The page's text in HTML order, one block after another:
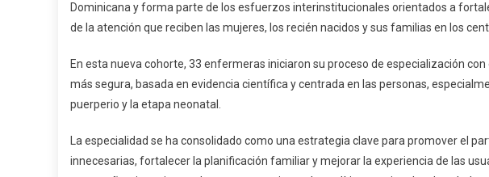
Materno-
Neonatal
Fortalecer
La
República
Dominicana
Dominicana y forma parte de los esfuerzos interinstitucionales orientados a
de la atención que reciben las mujeres, los recién nacidos y sus familias en los
En esta nueva cohorte, 33 enfermeras iniciaron su proceso de especialización
más segura, basada en evidencia científica y centrada en las personas,
puerperio y la etapa neonatal.
La especialidad se ha consolidado como una estrategia clave para promover el
innecesarias, fortalecer la planificación familiar y mejorar la experiencia de las